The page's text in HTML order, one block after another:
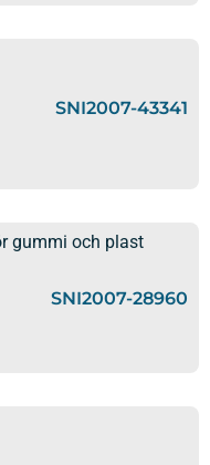
SNI2007-43341
gummi och plast
SNI2007-28960